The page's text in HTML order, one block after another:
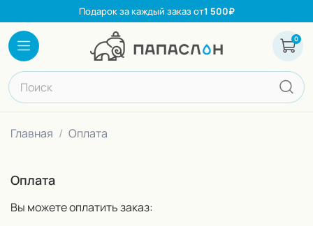
Подарок за каждый заказ от1 500₽
Каталог
Поиск по сайту
0
Корзина
Главная Оплата
Оплата
Вы можете оплатить заказ: